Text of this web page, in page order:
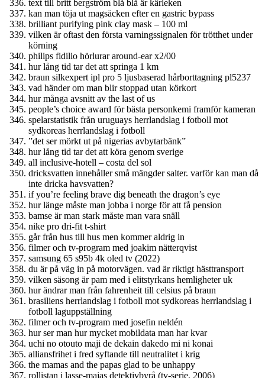
text till britt bergström blå blå är kärleken
kan man töja ut magsäcken efter en gastric bypass
brilliant purifying pink clay mask – 100 ml
vilken är oftast den första varningssignalen för trötthet under
körning
philips fidilio hörlurar around-ear x2/00
hur lång tid tar det att springa 1 km
braun silkexpert ipl pro 5 ljusbaserad hårborttagning pl5237
vad händer om man blir stoppad utan körkort
hur många avsnitt av the last of us
people’s choice award för bästa personkemi framför kameran
spelarstatistik från uruguays herrlandslag i fotboll mot
sydkoreas herrlandslag i fotboll
”det ser mörkt ut på nigerias avbytarbänk”
hur lång tid tar det att köra genom sverige
all inclusive-hotell – costa del sol
dricksvatten innehåller små mängder salter. varför kan man då
inte dricka havsvatten?
if you’re feeling brave dig beneath the dragon’s eye
hur länge måste man jobba i norge för att få pension
bamse är man stark måste man vara snäll
nike pro dri-fit t-shirt
går från hus till hus men kommer aldrig in
filmer och tv-program med joakim nätterqvist
samsung 65 s95b 4k oled tv (2022)
du är på väg in på motorvägen. vad är riktigt hästtransport
vilken säsong är pam med i elitstyrkans hemligheter uk
hur ändrar man från fahrenheit till celsius på braun
brasiliens herrlandslag i fotboll mot sydkoreas herrlandslag i
fotboll laguppställning
filmer och tv-program med josefin neldén
hur ser man hur mycket mobildata man har kvar
uchi no otouto maji de dekain dakedo mi ni konai
alliansfrihet i fred syftande till neutralitet i krig
the mamas and the papas glad to be unhappy
rollistan i lasse-majas detektivbyrå (tv-serie, 2006)